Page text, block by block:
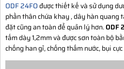
ODF 24FO được thiết kế và sử dụng
phần thân chứa khay , dây hàn quang
đặt cũng an toàn để quản lý hơn.ODF
tấm dày 1,2mm và được sơn toàn bộ
chống han gỉ, chống thấm nước, bụi